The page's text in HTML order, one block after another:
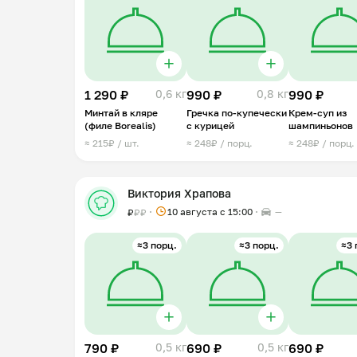
1 290 ₽ 0,6 кг
Минтай в кляре
(филе Borealis)
≈ 215₽ / шт.
990 ₽ 0,8 кг
Гречка по-купечески
с курицей
≈ 248₽ / порц.
990 ₽
Крем-суп из
шампиньонов
≈ 248₽ / порц.
Виктория Храпова
₽₽₽ 10 августа с 15:00 —
≈3 порц.
790 ₽ 0,5 кг
≈3 порц.
690 ₽ 0,5 кг
≈3
690 ₽